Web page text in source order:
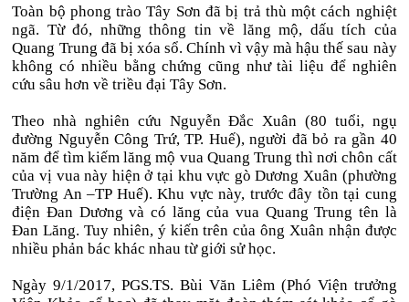
Toàn bộ phong trào Tây Sơn đã bị trả thù một cách nghiệt
ngã. Từ đó, những thông tin về lăng mộ, dấu tích của
Quang Trung đã bị xóa sổ. Chính vì vậy mà hậu thế sau này
không có nhiều bằng chứng cũng như tài liệu để nghiên
cứu sâu hơn về triều đại Tây Sơn.
Theo nhà nghiên cứu Nguyễn Đắc Xuân (80 tuổi, ngụ
đường Nguyễn Công Trứ, TP. Huế), người đã bỏ ra gần 40
năm để tìm kiếm lăng mộ vua Quang Trung thì nơi chôn cất
của vị vua này hiện ở tại khu vực gò Dương Xuân (phường
Trường An –TP Huế). Khu vực này, trước đây tồn tại cung
điện Đan Dương và có lăng của vua Quang Trung tên là
Đan Lăng. Tuy nhiên, ý kiến trên của ông Xuân nhận được
nhiều phản bác khác nhau từ giới sử học.
Ngày 9/1/2017, PGS.TS. Bùi Văn Liêm (Phó Viện trưởng